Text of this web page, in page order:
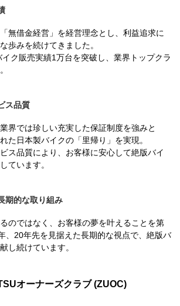
無借金経営」を経営理念とし、利益追求に
歩みを続けてきました。
ク販売実績1万台を突破し、業界トップクラ
ス品質
界では珍しい充実した保証制度を強みと
た日本製バイクの「里帰り」を実現。
ス品質により、お客様に安心して絶版バイ
ています。
期的な取り組み
のではなく、お客様の夢を叶えることを第
、20年先を見据えた長期的な視点で、絶版バ
し続けています。
オーナーズクラブ (ZUOC)